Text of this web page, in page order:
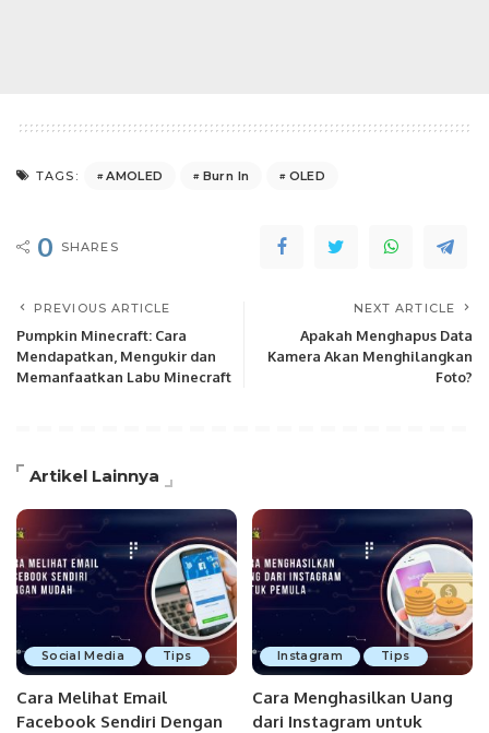
TAGS: AMOLED Burn In OLED
0 SHARES
PREVIOUS ARTICLE
Pumpkin Minecraft: Cara
Mendapatkan, Mengukir dan
Memanfaatkan Labu Minecraft
NEXT ARTICLE
Apakah Menghapus Data
Kamera Akan Menghilangkan
Foto?
Artikel Lainnya
Social Media Tips
Cara Melihat Email
Facebook Sendiri Dengan
Instagram Tips
Cara Menghasilkan Uang
dari Instagram untuk